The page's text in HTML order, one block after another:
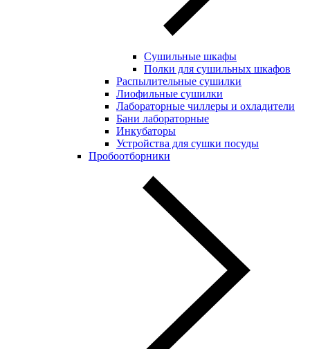
Сушильные шкафы
Полки для сушильных шкафов
Распылительные сушилки
Лиофильные сушилки
Лабораторные чиллеры и охладители
Бани лабораторные
Инкубаторы
Устройства для сушки посуды
Пробоотборники